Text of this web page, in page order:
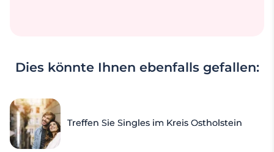
Dies könnte Ihnen ebenfalls gefallen:
Treffen Sie Singles im Kreis Ostholstein